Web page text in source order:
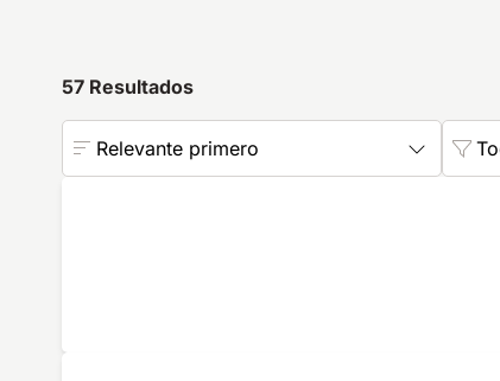
57 Resultados
Relevante primero